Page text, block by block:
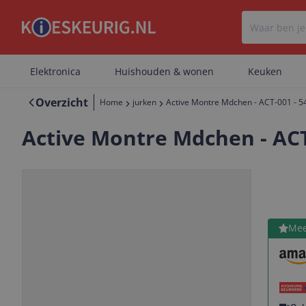
Elektronica Huishouden & wonen Keuken
Overzicht Home jurken Active Montre Mdchen - ACT-001 -
Active Montre Mdchen -
Bekijk